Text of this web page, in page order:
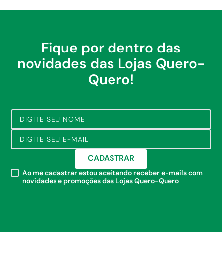
Fique por dentro das
novidades das Lojas Quero-
Quero!
CADASTRAR
Ao me cadastrar estou aceitando receber e-mails com
novidades e promoções das Lojas Quero-Quero